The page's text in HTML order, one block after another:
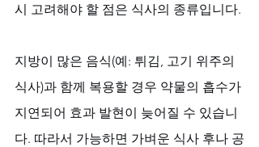
시 고려해야 할 점은 식사의 종류입니다.
지방이 많은 음식(예: 튀김, 고기 위주의
식사)과 함께 복용할 경우 약물의 흡수가
지연되어 효과 발현이 늦어질 수 있습니
다. 따라서 가능하면 가벼운 식사 후나 공